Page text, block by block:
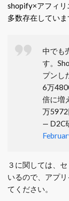
shopify×アフィ
多数存在していま
中でも
す。
プンし
6万
倍に増
万5972
— D2C
３に関しては、
いるので、アプ
てください。